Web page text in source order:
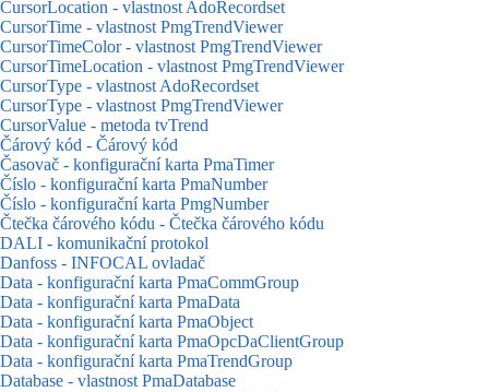
CursorLocation - vlastnost AdoRecordset
CursorTime - vlastnost PmgTrendViewer
CursorTimeColor - vlastnost PmgTrendViewer
CursorTimeLocation - vlastnost PmgTrendViewer
CursorType - vlastnost AdoRecordset
CursorType - vlastnost PmgTrendViewer
CursorValue - metoda tvTrend
Čárový kód - Čárový kód
Časovač - konfigurační karta PmaTimer
Číslo - konfigurační karta PmaNumber
Číslo - konfigurační karta PmgNumber
Čtečka čárového kódu - Čtečka čárového kódu
DALI - komunikační protokol
Danfoss - INFOCAL ovladač
Data - konfigurační karta PmaCommGroup
Data - konfigurační karta PmaData
Data - konfigurační karta PmaObject
Data - konfigurační karta PmaOpcDaClientGroup
Data - konfigurační karta PmaTrendGroup
Database - vlastnost PmaDatabase